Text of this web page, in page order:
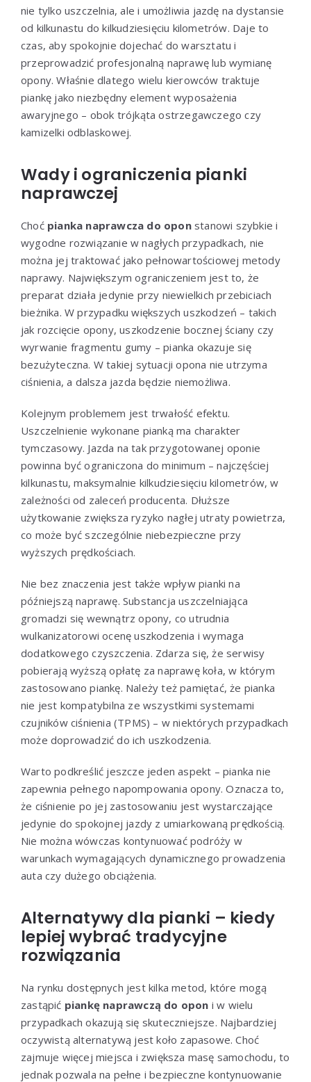
nie tylko uszczelnia, ale i umożliwia jazdę na dystansie
od kilkunastu do kilkudziesięciu kilometrów. Daje to
czas, aby spokojnie dojechać do warsztatu i
przeprowadzić profesjonalną naprawę lub wymianę
opony. Właśnie dlatego wielu kierowców traktuje
piankę jako niezbędny element wyposażenia
awaryjnego – obok trójkąta ostrzegawczego czy
kamizelki odblaskowej.
Wady i ograniczenia pianki
naprawczej
Choć pianka naprawcza do oponstanowi szybkie i
wygodne rozwiązanie w nagłych przypadkach, nie
można jej traktować jako pełnowartościowej metody
naprawy. Największym ograniczeniem jest to, że
preparat działa jedynie przy niewielkich przebiciach
bieżnika. W przypadku większych uszkodzeń – takich
jak rozcięcie opony, uszkodzenie bocznej ściany czy
wyrwanie fragmentu gumy – pianka okazuje się
bezużyteczna. W takiej sytuacji opona nie utrzyma
ciśnienia, a dalsza jazda będzie niemożliwa.
Kolejnym problemem jest trwałość efektu.
Uszczelnienie wykonane pianką ma charakter
tymczasowy. Jazda na tak przygotowanej oponie
powinna być ograniczona do minimum – najczęściej
kilkunastu, maksymalnie kilkudziesięciu kilometrów, w
zależności od zaleceń producenta. Dłuższe
użytkowanie zwiększa ryzyko nagłej utraty powietrza,
co może być szczególnie niebezpieczne przy
wyższych prędkościach.
Nie bez znaczenia jest także wpływ pianki na
późniejszą naprawę. Substancja uszczelniająca
gromadzi się wewnątrz opony, co utrudnia
wulkanizatorowi ocenę uszkodzenia i wymaga
dodatkowego czyszczenia. Zdarza się, że serwisy
pobierają wyższą opłatę za naprawę koła, w którym
zastosowano piankę. Należy też pamiętać, że pianka
nie jest kompatybilna ze wszystkimi systemami
czujników ciśnienia (TPMS) – w niektórych przypadkach
może doprowadzić do ich uszkodzenia.
Warto podkreślić jeszcze jeden aspekt – pianka nie
zapewnia pełnego napompowania opony. Oznacza to,
że ciśnienie po jej zastosowaniu jest wystarczające
jedynie do spokojnej jazdy z umiarkowaną prędkością.
Nie można wówczas kontynuować podróży w
warunkach wymagających dynamicznego prowadzenia
auta czy dużego obciążenia.
Alternatywy dla pianki – kiedy
lepiej wybrać tradycyjne
rozwiązania
Na rynku dostępnych jest kilka metod, które mogą
zastąpić piankę naprawczą do opon i w wielu
przypadkach okazują się skuteczniejsze. Najbardziej
oczywistą alternatywą jest koło zapasowe. Choć
zajmuje więcej miejsca i zwiększa masę samochodu, to
jednak pozwala na pełne i bezpieczne kontynuowanie